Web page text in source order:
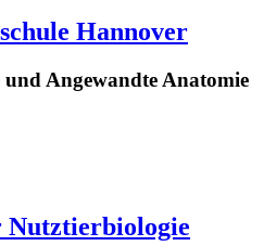
Hannover
Angewandte Anatomie